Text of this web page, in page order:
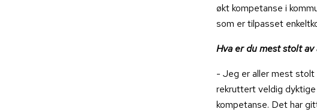
økt kompetanse i
som er tilpasset
Hva er du mest stolt
- Jeg er aller mest stolt
rekruttert veldig
kompetanse. Det har